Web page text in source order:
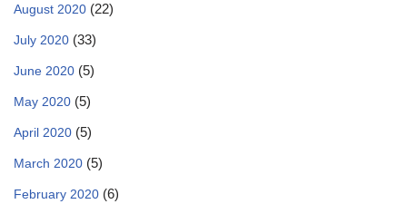
August 2020 (22)
July 2020 (33)
June 2020 (5)
May 2020 (5)
April 2020 (5)
March 2020 (5)
February 2020 (6)